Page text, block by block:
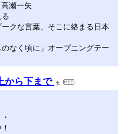
瀬一矢
る
クな言葉、そこに絡まる日本
なく頃に」オープニングテー
上から下まで